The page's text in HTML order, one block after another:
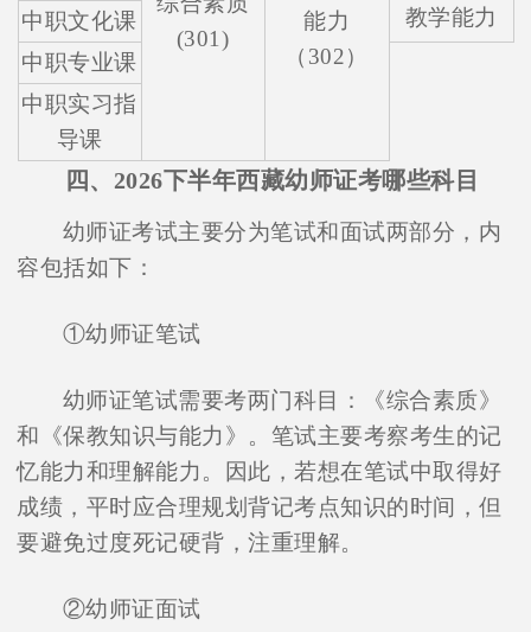
(301)
能力
（302）
教学能力
中职文化课
中职专业课
中职实习指
导课
四、2026下半年西藏幼师证考哪些科目
幼师证考试主要分为笔试和面试两部分，内
容包括如下：
①幼师证笔试
幼师证笔试需要考两门科目：《综合素质》
和《保教知识与能力》。笔试主要考察考生的记
忆能力和理解能力。因此，若想在笔试中取得好
成绩，平时应合理规划背记考点知识的时间，但
要避免过度死记硬背，注重理解。
②幼师证面试